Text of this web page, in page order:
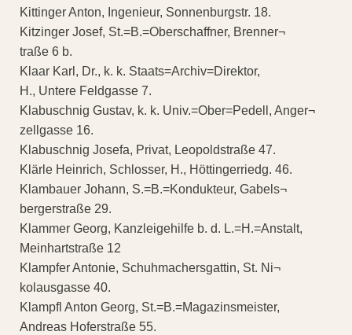
Kittinger Anton, Ingenieur, Sonnenburgstr. 18.
Kitzinger Josef, St.=B.=Oberschaffner, Brenner¬
traße 6 b.
Klaar Karl, Dr., k. k. Staats=Archiv=Direktor,
H., Untere Feldgasse 7.
Klabuschnig Gustav, k. k. Univ.=Ober=Pedell, Anger¬
zellgasse 16.
Klabuschnig Josefa, Privat, Leopoldstraße 47.
Klärle Heinrich, Schlosser, H., Höttingerriedg. 46.
Klambauer Johann, S.=B.=Kondukteur, Gabels¬
bergerstraße 29.
Klammer Georg, Kanzleigehilfe b. d. L.=H.=Anstalt,
Meinhartstraße 12
Klampfer Antonie, Schuhmachersgattin, St. Ni¬
kolausgasse 40.
Klampfl Anton Georg, St.=B.=Magazinsmeister,
Andreas Hoferstraße 55.